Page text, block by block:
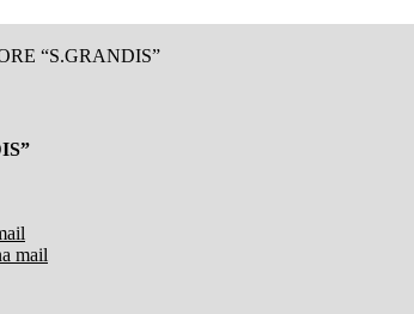
“S.GRANDIS”
mail